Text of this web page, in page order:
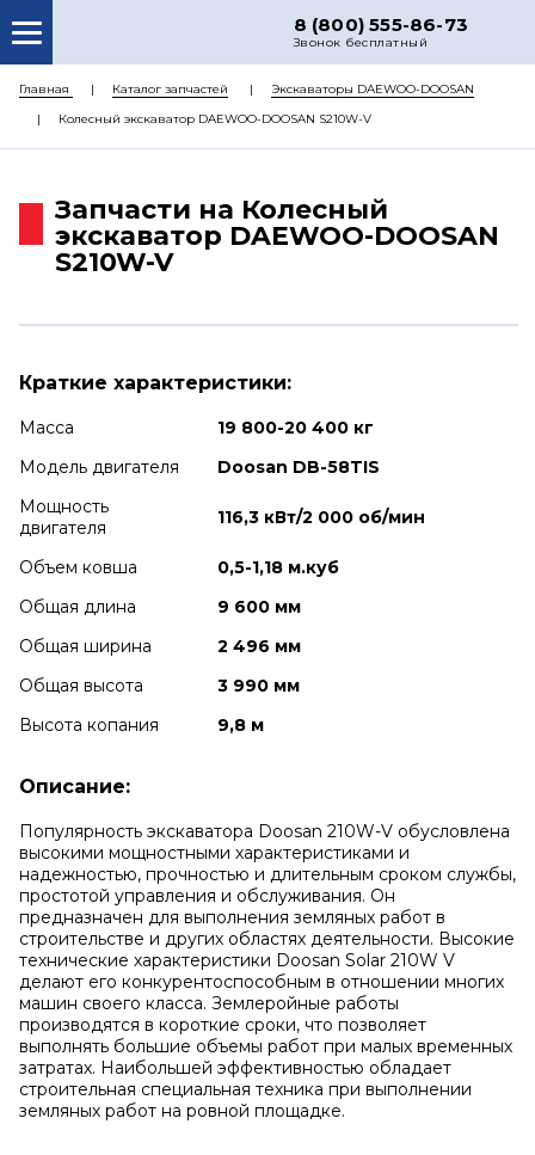
8 (800) 555-86-73
Звонок бесплатный
О НАС
КАТАЛОГ ЗАПЧАСТЕЙ
ДОСТАВКА
Главная Каталог запчастей
Экскаваторы DAEWOO-DOOSAN
Колесный экскаватор DAEWOO-DOOSAN S210W-V
Запчасти на Колесный
экскаватор DAEWOO-DOOSAN
S210W-V
Краткие характеристики:
Масса
19 800-20 400 кг
Модель двигателя
Doosan DB-58TIS
Мощность
двигателя
116,3 кВт/2 000 об/мин
Объем ковша
0,5-1,18 м.куб
Общая длина
9 600 мм
Общая ширина
2 496 мм
Общая высота
3 990 мм
Высота копания
9,8 м
Описание:
Популярность экскаватора Doosan 210W-V обусловлена
высокими мощностными характеристиками и
надежностью, прочностью и длительным сроком службы,
простотой управления и обслуживания. Он
предназначен для выполнения земляных работ в
строительстве и других областях деятельности. Высокие
технические характеристики Doosan Solar 210W V
делают его конкурентоспособным в отношении многих
машин своего класса. Землеройные работы
производятся в короткие сроки, что позволяет
выполнять большие объемы работ при малых временных
затратах. Наибольшей эффективностью обладает
строительная специальная техника при выполнении
земляных работ на ровной площадке.